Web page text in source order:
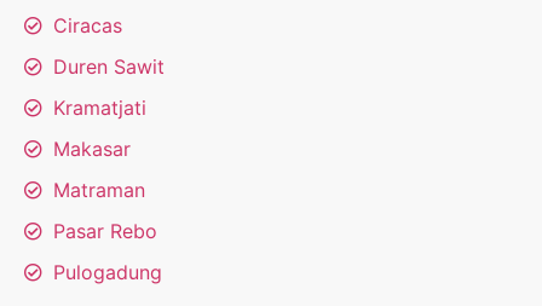
Ciracas
Duren Sawit
Kramatjati
Makasar
Matraman
Pasar Rebo
Pulogadung